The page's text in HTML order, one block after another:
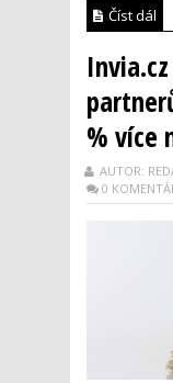
Číst dál
% více
AUTOR:
0